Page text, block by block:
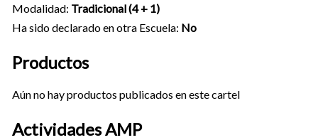
Modalidad: Tradicional (4 + 1)
Ha sido declarado en otra Escuela: No
Productos
Aún no hay productos publicados en este cartel
Actividades AMP